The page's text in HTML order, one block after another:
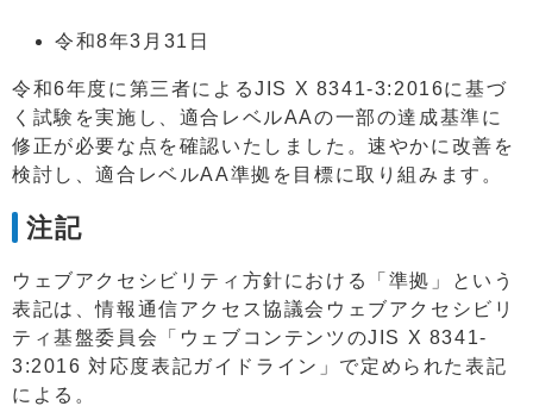
令和8年3月31日
令和6年度に第三者によるJIS X 8341-3:2016に基づ
く試験を実施し、適合レベルAAの一部の達成基準に
修正が必要な点を確認いたしました。速やかに改善を
検討し、適合レベルAA準拠を目標に取り組みます。
注記
ウェブアクセシビリティ方針における「準拠」という
表記は、情報通信アクセス協議会ウェブアクセシビリ
ティ基盤委員会「ウェブコンテンツのJIS X 8341-
3:2016 対応度表記ガイドライン」で定められた表記
による。